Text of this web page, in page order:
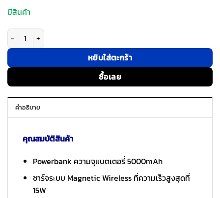
มีสินค้า
จำนวน Momax รุ่น 1-Power X Pro with Stand (5000mAh) - พาวเวอร์แ
หยิบใส่ตะกร้า
ซื้อเลย
คำอธิบาย
คุณสมบัติสินค้า
Powerbank ความจุแบตเตอรี่ 5000mAh
ชาร์จระบบ Magnetic Wireless ที่ความเร็วสูงสุดที่
15W